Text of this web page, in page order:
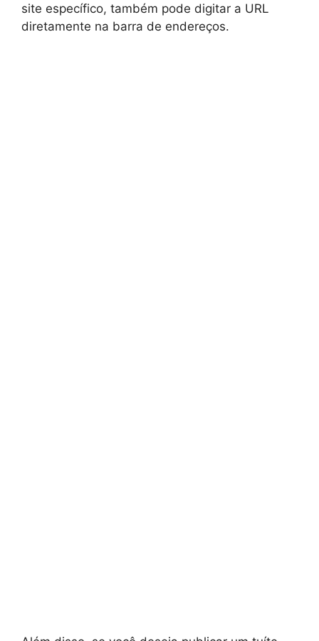
site específico, também pode digitar a URL
diretamente na barra de endereços.